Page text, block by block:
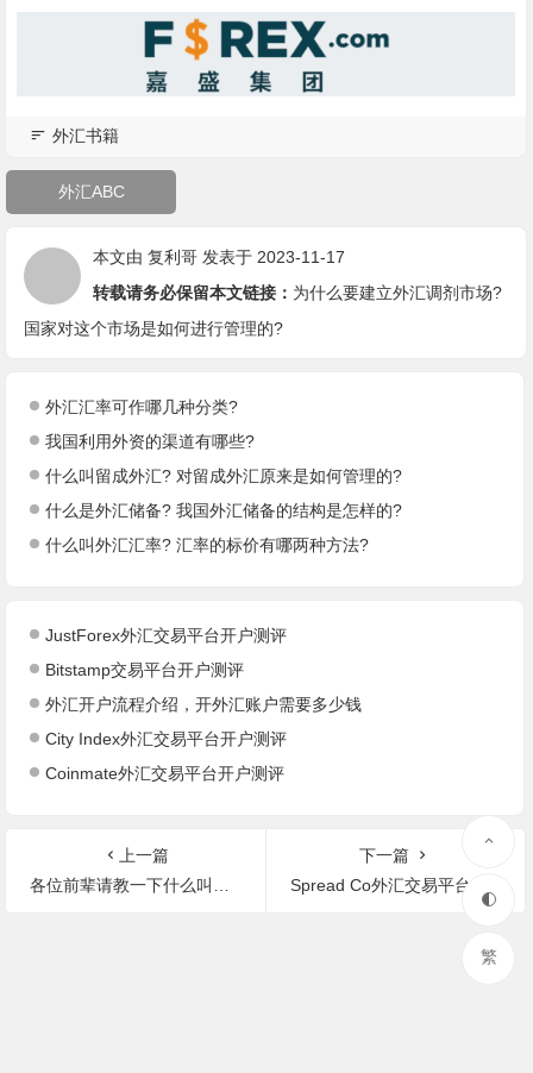
外汇书籍
外汇ABC
本文由复利哥 发表于 2023-11-17
转载请务必保留本文链接： 为什么要建立外汇调剂市场?
国家对这个市场是如何进行管理的?
外汇汇率可作哪几种分类?
我国利用外资的渠道有哪些?
什么叫留成外汇? 对留成外汇原来是如何管理的?
什么是外汇储备? 我国外汇储备的结构是怎样的?
什么叫外汇汇率? 汇率的标价有哪两种方法?
JustForex外汇交易平台开户测评
Bitstamp交易平台开户测评
外汇开户流程介绍，开外汇账户需要多少钱
City Index外汇交易平台开户测评
Coinmate外汇交易平台开户测评
上一篇
各位前辈请教一下什么叫做剥头皮交易?
下一篇
Spread Co外汇交易平台开户测评
繁